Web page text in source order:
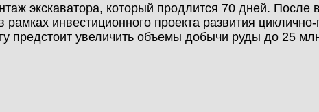
экскаватора, который продлится 70 дней. После
инвестиционного проекта развития
предстоит увеличить объемы добычи руды до 25